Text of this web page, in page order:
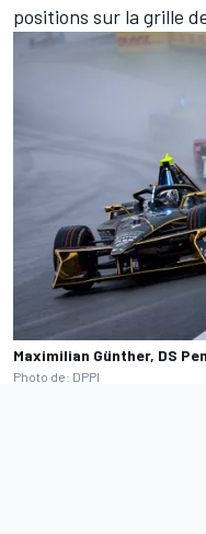
positions sur la grille
Maximilian Günther, DS
Photo de: DPPI